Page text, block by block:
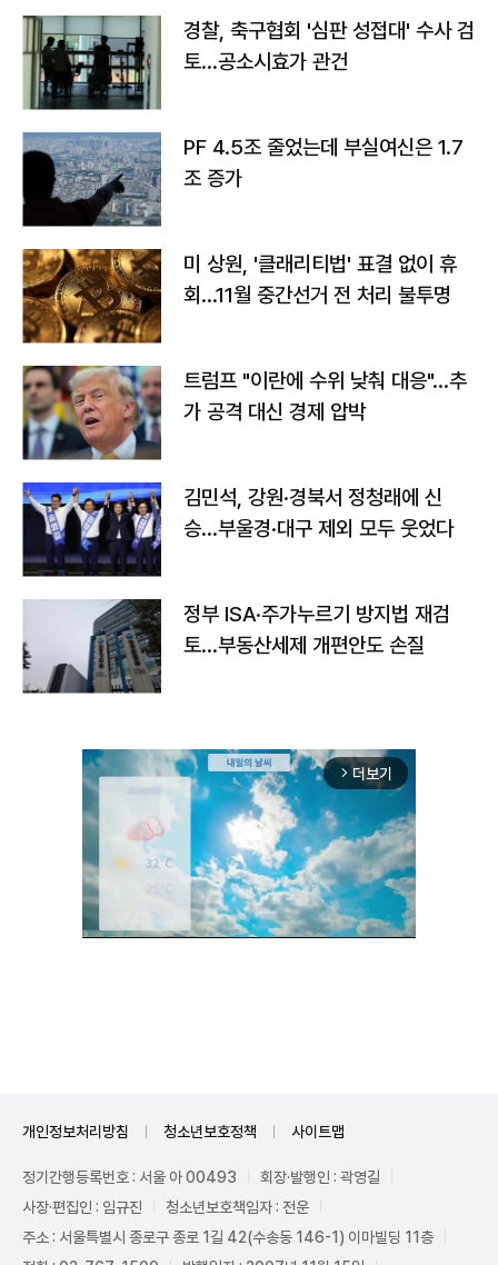
경찰, 축구협회 '심판 성접대' 수사 검
토…공소시효가 관건
PF 4.5조 줄었는데 부실여신은 1.7
조 증가
미 상원, '클래리티법' 표결 없이 휴
회…11월 중간선거 전 처리 불투명
트럼프 "이란에 수위 낮춰 대응"…추
가 공격 대신 경제 압박
김민석, 강원·경북서 정청래에 신
승…부울경·대구 제외 모두 웃었다
정부 ISA·주가누르기 방지법 재검
토…부동산세제 개편안도 손질
arrow_forward_ios 더보기
개인정보처리방침 청소년보호정책 사이트맵
정기간행등록번호 : 서울 아 00493
회장·발행인 : 곽영길
사장·편집인 : 임규진
청소년보호책임자 : 전운
주소 : 서울특별시 종로구 종로 1길 42(수송동 146-1) 이마빌딩 11층